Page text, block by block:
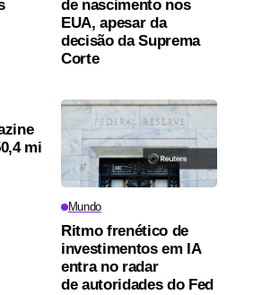
de nascimento nos
EUA, apesar da
decisão da Suprema
Corte
mi
Mundo
Ritmo frenético de
investimentos em IA
entra no radar
de autoridades do Fed